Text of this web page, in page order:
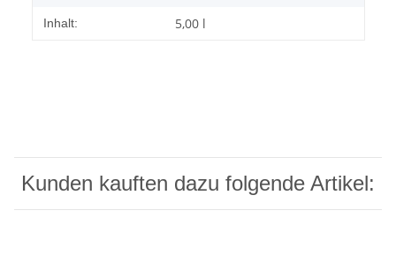
Inhalt: 5,00 l
Kunden kauften dazu folgende Artikel: